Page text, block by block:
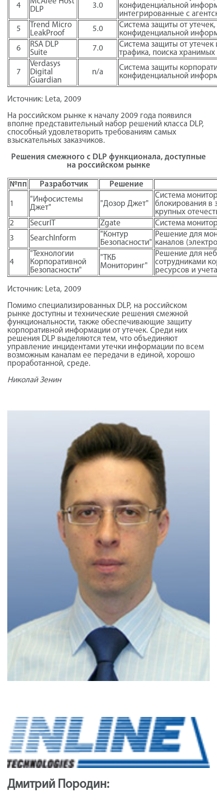
4
DLP
3.0
конфиденциальной
интегрированные с
5
Trend Micro
LeakProof
5.0
Система защиты от
конфиденциальной
6
RSA DLP
Suite
7.0
Система защиты от
трафика, поиска
7
Verdasys
Digital
Guardian
n/a
Система защиты
конфиденциальной
Источник: Leta, 2009
На российском рынке к началу 2009 года появился
вполне представительный набор решений класса DLP,
способный удовлетворить требованиям самых
взыскательных заказчиков.
Решения смежного с DLP функционала, доступные
на российском рынке
№пп Разработчик Решение
1
"Инфосистемы
Джет"
"Дозор Джет"
Система
блокирования в
крупных
2
SecurIT Zgate
Система
3
SearchInform
"Контур
Безопасности"
Решение для
каналов
4
"Технологии
Корпоративной
Безопасности"
"ТКБ
Мониторинг"
Решение для
сотрудниками
ресурсов и
Источник: Leta, 2009
Помимо специализированных DLP, на российском
рынке доступны и технические решения смежной
функциональности, также обеспечивающие защиту
корпоративной информации от утечек. Среди них
решения DLP выделяются тем, что объединяют
управление инцидентами утечки информации по всем
возможным каналам ее передачи в единой, хорошо
проработанной, среде.
Николай Зенин
Дмитрий Породин: